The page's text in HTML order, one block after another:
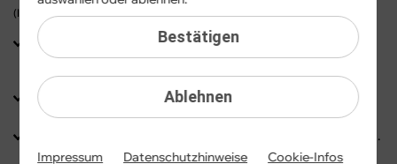
(In der EU, Norwegen, Island und Liechtenstein)
Sie telefonieren ohne Mehrkosten
(vom Aufenthaltsland nach Deutschland und innerhalb
des Aufenthaltslandes).
Sie zahlen keine Roaming-Gebühren für eingehende
Telefonate.
Sie surfen auch im EU-Ausland mit Ihrem Datenvolumen.
Ablehnen
Bestätigen
Impressum Datenschutzhinweise Cookie-Infos